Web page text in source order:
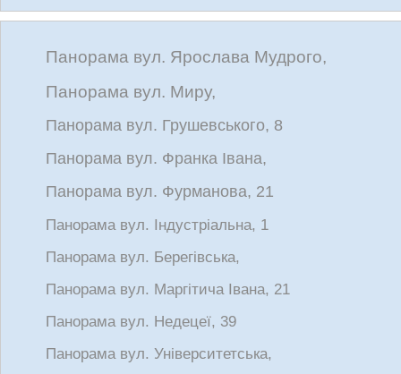
Панорама вул. Ярослава Мудрого,
Панорама вул. Миру,
Панорама вул. Грушевського, 8
Панорама вул. Франка Івана,
Панорама вул. Фурманова, 21
Панорама вул. Індустріальна, 1
Панорама вул. Берегівська,
Панорама вул. Маргітича Івана, 21
Панорама вул. Недецеї, 39
Панорама вул. Університетська,